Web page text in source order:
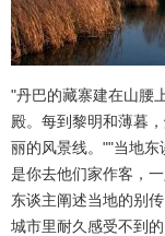
"丹巴的藏寨建在山腰
殿。每到黎明和薄暮
丽的风景线。""当地
是你去他们家作客，
东谈主阐述当地的别
城市里耐久感受不到